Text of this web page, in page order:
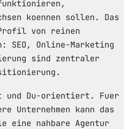
koennen sollen. Das
von reinen
SEO, Online-Marketing
sind zentraler
Du-orientiert. Fuer
Unternehmen kann das
eine nahbare Agentur